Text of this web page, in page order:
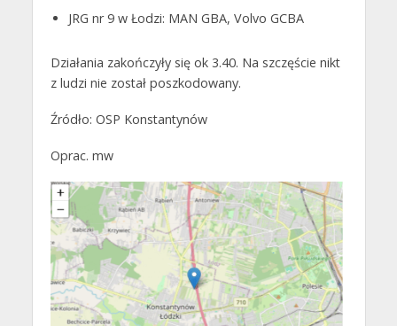
JRG nr 9 w Łodzi: MAN GBA, Volvo GCBA
Działania zakończyły się ok 3.40. Na szczęście nikt
z ludzi nie został poszkodowany.
Źródło: OSP Konstantynów
Oprac. mw